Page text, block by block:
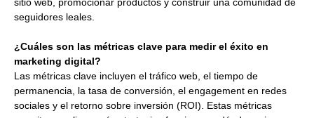
sitio web, promocionar productos y construir una comunidad de
seguidores leales.
¿Cuáles son las métricas clave para medir el éxito en
marketing digital?
Las métricas clave incluyen el tráfico web, el tiempo de
permanencia, la tasa de conversión, el engagement en redes
sociales y el retorno sobre inversión (ROI). Estas métricas